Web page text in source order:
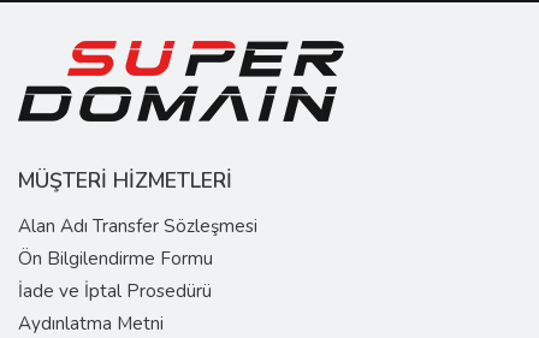
MÜŞTERİ HİZMETLERİ
Alan Adı Transfer Sözleşmesi
Ön Bilgilendirme Formu
İade ve İptal Prosedürü
Aydınlatma Metni